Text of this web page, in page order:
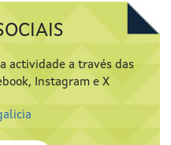
actividade a través das
Instagram e X